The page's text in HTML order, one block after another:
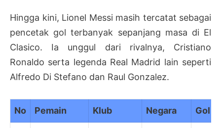
Hingga kini, Lionel Messi masih tercatat sebagai
pencetak gol terbanyak sepanjang masa di El
Clasico. Ia unggul dari rivalnya, Cristiano
Ronaldo serta legenda Real Madrid lain seperti
Alfredo Di Stefano dan Raul Gonzalez.
No Pemain Klub Negara Gol